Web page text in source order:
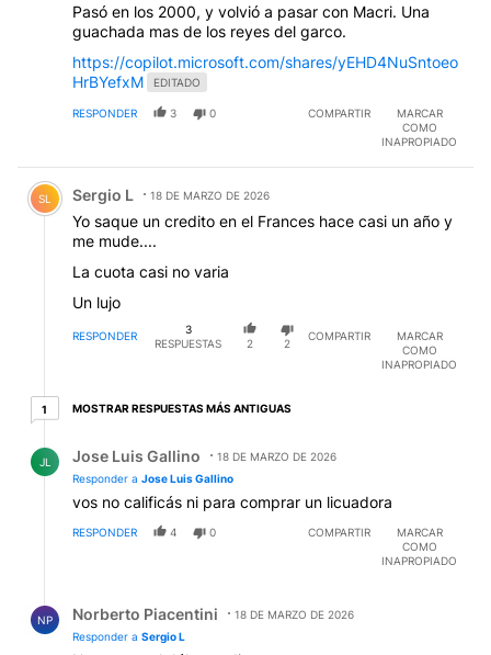
Pasó en los 2000, y volvió a pasar con Macri. Una
guachada mas de los reyes del garco.
https://copilot.microsoft.com/shares/yEHD4NuSntoeo
HrBYefxM
EDITADO
RESPONDER 3 0 COMPARTIR
MARCAR
COMO
INAPROPIADO
Comentario de Sergio L.
SL Sergio L 18 DE MARZO DE 2026
Yo saque un credito en el Frances hace casi un año y
me mude....
La cuota casi no varia
Un lujo
RESPONDER
3
RESPUESTAS
2 2
COMPARTIR
MARCAR
COMO
INAPROPIADO
11 respuesta más antiguas
MOSTRAR RESPUESTAS MÁS ANTIGUAS
JL Jose Luis Gallino
18 DE MARZO DE 2026
Responder a Jose Luis Gallino
vos no calificás ni para comprar un licuadora
RESPONDER 4 0 COMPARTIR
MARCAR
COMO
INAPROPIADO
NP Norberto Piacentini
18 DE MARZO DE 2026
Responder a Sergio L